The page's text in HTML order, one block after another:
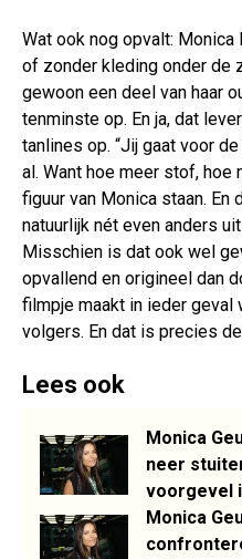
Wat ook nog opvalt:
of zonder kleding onder de
gewoon een deel van haar
tenminste op. En ja, dat
tanlines op. “Jij gaat voor
al. Want hoe meer stof,
figuur van Monica staan.
natuurlijk nét even anders
Misschien is dat ook wel
opvallend en origineel dan
filmpje maakt in ieder geval
volgers. En dat is precies
Lees ook
Monica
neer
voorgevel
Monica